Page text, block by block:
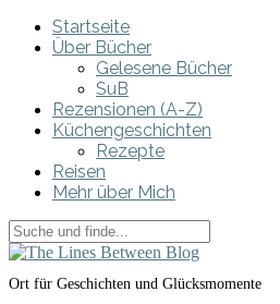
Startseite
Über Bücher
Gelesene Bücher
SuB
Rezensionen (A-Z)
Küchengeschichten
Rezepte
Reisen
Mehr über Mich
Ort für Geschichten und Glücksmomente